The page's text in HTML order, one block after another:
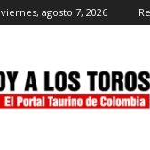
viernes, agosto 7, 2026